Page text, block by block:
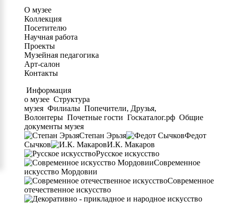
О музее
Коллекция
Посетителю
Научная работа
Проекты
Музейная педагогика
Арт-салон
Контакты
Информация
о музее Структура
музея Филиалы Попечители, Друзья,
Волонтеры Почетные гости Госкаталог.рф Общие
документы музея
Степан Эрьзя
Федот
Сычков
И.К. Макаров
Русское искусство
Современное
искусство Мордовии
Современное
отечественное искусство